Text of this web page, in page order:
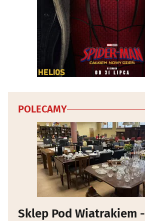
POLECAMY
Sklep Pod Wiatrakiem -